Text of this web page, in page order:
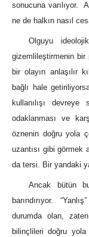
sonucuna varılıyor.
ne de halkın nasıl
Olguyu
gizemlileştirmenin bir
bir olayın anlaşılır
bağlı hale
kullanılışı
odaklanması ve
öznenin doğru yola
uzantısı gibi görmek
da tersi. Bir yandaki
Ancak bütün
barındırıyor.
durumda olan,
bilinçlileri doğru